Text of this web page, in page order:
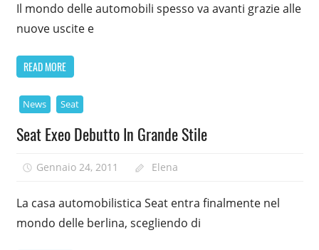
Il mondo delle automobili spesso va avanti grazie alle
nuove uscite e
READ MORE
News Seat
Seat Exeo Debutto In Grande Stile
Gennaio 24, 2011 Elena
La casa automobilistica Seat entra finalmente nel
mondo delle berlina, scegliendo di